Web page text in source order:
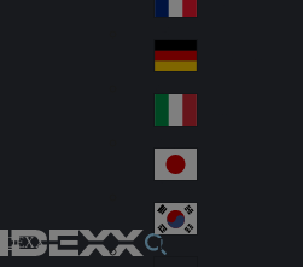
IDEXX
d
Fra
nc
e
Ge
an
y
Ital
y
Jap
an
Ko